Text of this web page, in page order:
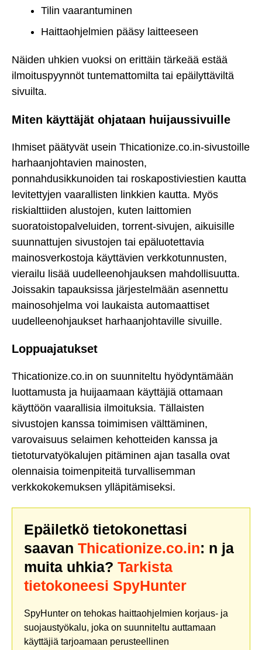
Tilin vaarantuminen
Haittaohjelmien pääsy laitteeseen
Näiden uhkien vuoksi on erittäin tärkeää estää
ilmoituspyynnöt tuntemattomilta tai epäilyttäviltä
sivuilta.
Miten käyttäjät ohjataan huijaussivuille
Ihmiset päätyvät usein Thicationize.co.in-sivustoille
harhaanjohtavien mainosten,
ponnahdusikkunoiden tai roskapostiviestien kautta
levitettyjen vaarallisten linkkien kautta. Myös
riskialttiiden alustojen, kuten laittomien
suoratoistopalveluiden, torrent-sivujen, aikuisille
suunnattujen sivustojen tai epäluotettavia
mainosverkostoja käyttävien verkkotunnusten,
vierailu lisää uudelleenohjauksen mahdollisuutta.
Joissakin tapauksissa järjestelmään asennettu
mainosohjelma voi laukaista automaattiset
uudelleenohjaukset harhaanjohtaville sivuille.
Loppuajatukset
Thicationize.co.in on suunniteltu hyödyntämään
luottamusta ja huijaamaan käyttäjiä ottamaan
käyttöön vaarallisia ilmoituksia. Tällaisten
sivustojen kanssa toimimisen välttäminen,
varovaisuus selaimen kehotteiden kanssa ja
tietoturvatyökalujen pitäminen ajan tasalla ovat
olennaisia toimenpiteitä turvallisemman
verkkokokemuksen ylläpitämiseksi.
Epäiletkö tietokonettasi
saavan Thicationize.co.in: n ja
muita uhkia? Tarkista
tietokoneesi SpyHunter
SpyHunter on tehokas haittaohjelmien korjaus- ja
suojaustyökalu, joka on suunniteltu auttamaan
käyttäjiä tarjoamaan perusteellinen